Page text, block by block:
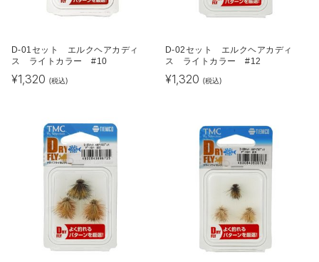
D-01セット エルクヘアカディ
ス ライトカラー #10
¥1,320 (税込)
D-02セット エルクヘアカディ
ス ライトカラー #12
¥1,320 (税込)